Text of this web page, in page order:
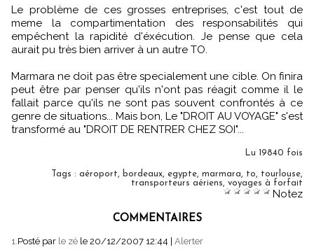
Le problème de ces grosses entreprises, c'est tout de
meme la compartimentation des responsabilités qui
empêchent la rapidité d'éxécution. Je pense que cela
aurait pu très bien arriver à un autre TO.
Marmara ne doit pas être specialement une cible. On finira
peut être par penser qu'ils n'ont pas réagit comme il le
fallait parce qu'ils ne sont pas souvent confrontés à ce
genre de situations... Mais bon, Le "DROIT AU VOYAGE" s'est
transformé au "DROIT DE RENTRER CHEZ SOI"...
Lu 19840 fois
Tags : aéroport bordeaux egypte marmara to tourlouse
transporteurs aériens
voyages à forfait
Notez
COMMENTAIRES
1. Posté par le zé le 20/12/2007 12:44 | Alerter